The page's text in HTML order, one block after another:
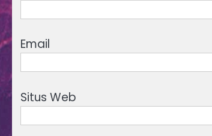
Email
Situs Web